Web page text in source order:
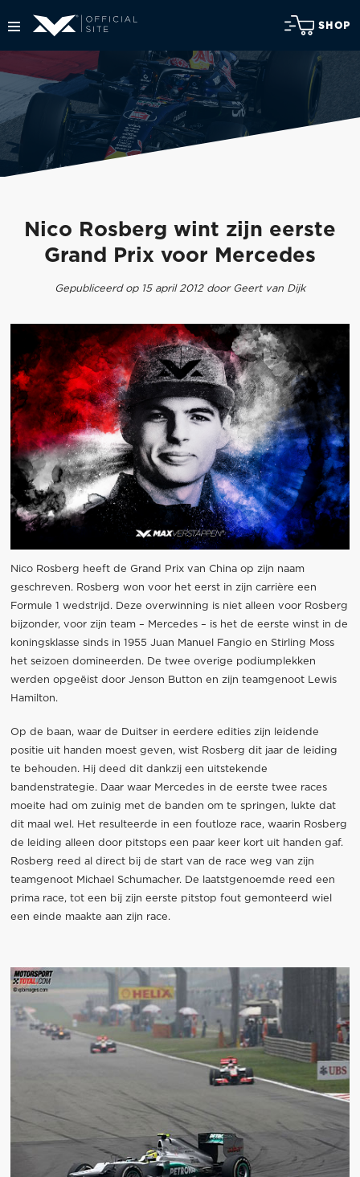
SHOP
Nico Rosberg wint zijn eerste
Grand Prix voor Mercedes
Gepubliceerd op 15 april 2012 door Geert van Dijk
Nico Rosberg heeft de Grand Prix van China op zijn naam
geschreven. Rosberg won voor het eerst in zijn carrière een
Formule 1 wedstrijd. Deze overwinning is niet alleen voor Rosberg
bijzonder, voor zijn team – Mercedes – is het de eerste winst in de
koningsklasse sinds in 1955 Juan Manuel Fangio en Stirling Moss
het seizoen domineerden. De twee overige podiumplekken
werden opgeëist door Jenson Button en zijn teamgenoot Lewis
Hamilton.
Op de baan, waar de Duitser in eerdere edities zijn leidende
positie uit handen moest geven, wist Rosberg dit jaar de leiding
te behouden. Hij deed dit dankzij een uitstekende
bandenstrategie. Daar waar Mercedes in de eerste twee races
moeite had om zuinig met de banden om te springen, lukte dat
dit maal wel. Het resulteerde in een foutloze race, waarin Rosberg
de leiding alleen door pitstops een paar keer kort uit handen gaf.
Rosberg reed al direct bij de start van de race weg van zijn
teamgenoot Michael Schumacher. De laatstgenoemde reed een
prima race, tot een bij zijn eerste pitstop fout gemonteerd wiel
een einde maakte aan zijn race.